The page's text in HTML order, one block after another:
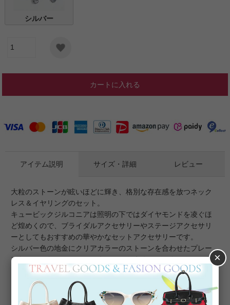
シルバー
カートに入れる
アイテム説明
大粒のストーンが眩いほどに輝き、格別な存在感を放つネック
レス＆イヤリングのセット。
キュービックジルコニアは照明の下ではダイヤモンドを凌ぐほ
ど煌めくので、ブライダルアクセサリーやステージアクセサリ
ーとしてもおすすめの華やかなセットアクセサリーです。
シルバー色の地金にクリアカラーのストーンを合わせたプレー
ンなカラーなのでコーディネートしやすく、ディナーやいつも
よりちょっぴりおしゃれをしたい日など、日常の中の特別なシ
ーンにもマッチしやすいアイテムです。もちろん別々にも使え
るので、デイリーアクセサリーにもお使いいただけます。
サイズ・詳細 レビュー
×